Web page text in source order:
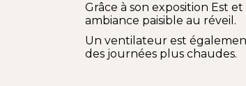
Grâce à son exposition Est
ambiance paisible au réveil.
Un ventilateur est
des journées plus chaudes.